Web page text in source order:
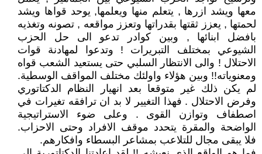
معها ويشد ازرها , يتعلم منها ويعلمها, يوحد قواها ويشد
لحمتها , يعزز ثقتها بقدراتها وتعزز مواقعه , تصونه وتغذيه
بافضل ابنائها , وبين كوادر تدعو الى حل الحزب
الشيوعي بمختلف التبريرات ! وتدعوا لمهادنة قوات
الاحتلال ! والى الانتظار السلبي حتى يستعيد الشعب قواه
ومعنوياته!! وبين هؤلاء واولئك مختلف المواقف الوسطية.
لم يكن ذلك غير متوقعا بعد انهيار النظام الدكتاتوري
وفرض الاحتلال . فهذا التغيير لا بد ان ترافقه تغيرات في
اصطفاف وتوازن القوى . وعلى ضوء الاستراتيجية
الواضحة والمقرة يتحدد موقف الافراد وحتى الاحزاب.
فلا يبقى مجال للتلاعب بمشاعر البسطاء وافكارهم.